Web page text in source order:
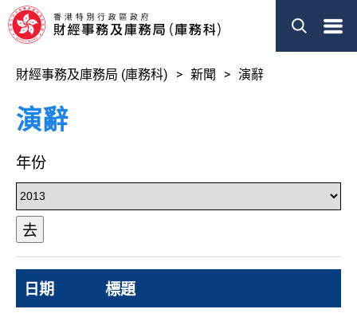
菜
財經事務及庫務局 (庫務科) 新聞 演辭
演辭
年份
去
日期 標題